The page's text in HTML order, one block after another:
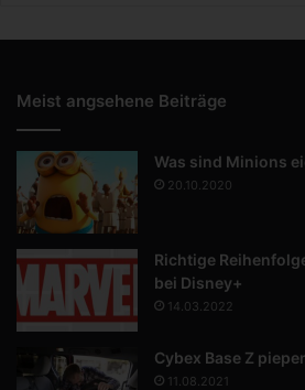
Meist angsehene Beiträge
Was sind Minions
20.10.2020
Richtige
bei Disney+
14.03.2022
Cybex Base Z
11.08.2021